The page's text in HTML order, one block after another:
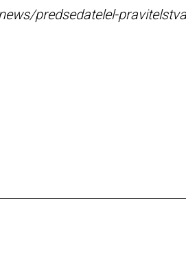
predsedatelel-